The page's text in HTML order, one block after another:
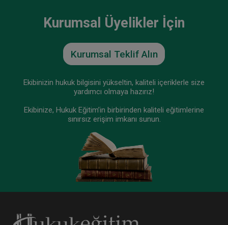
Kurumsal Üyelikler İçin
Kurumsal Teklif Alın
Ekibinizin hukuk bilgisini yükseltin, kaliteli içeriklerle size
yardımcı olmaya hazırız!
Ekibinize, Hukuk Eğitim’in birbirinden kaliteli eğitimlerine
sınırsız erişim imkanı sunun.